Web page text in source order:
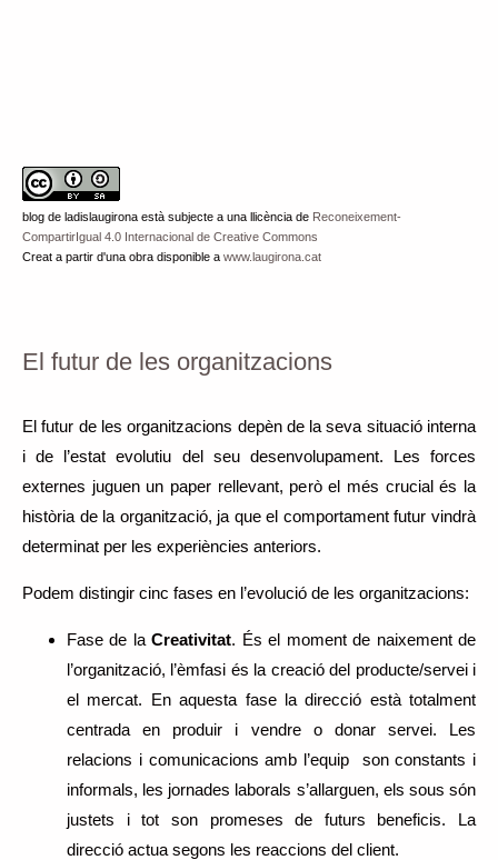
blog de ladislaugirona està subjecte a una llicència de Reconeixement-
CompartirIgual 4.0 Internacional de Creative Commons
Creat a partir d'una obra disponible a www.laugirona.cat
El futur de les organitzacions
El futur de les organitzacions depèn de la seva situació interna
i de l’estat evolutiu del seu desenvolupament. Les forces
externes juguen un paper rellevant, però el més crucial és la
història de la organització, ja que el comportament futur vindrà
determinat per les experiències anteriors.
Podem distingir cinc fases en l’evolució de les organitzacions:
Fase de laCreativitat. És el moment de naixement de
l’organització, l’èmfasi és la creació del producte/servei i
el mercat. En aquesta fase la direcció està totalment
centrada en produir i vendre o donar servei. Les
relacions i comunicacions amb l’equip son constants i
informals, les jornades laborals s’allarguen, els sous són
justets i tot son promeses de futurs beneficis. La
direcció actua segons les reaccions del client.